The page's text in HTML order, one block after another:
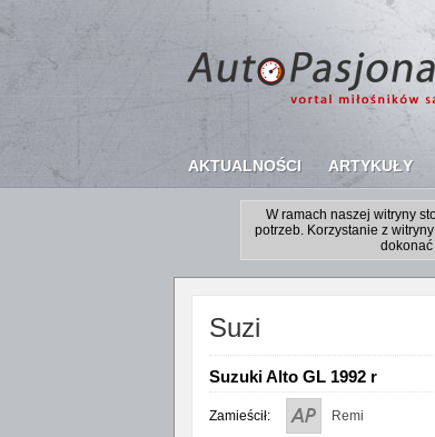
AKTUALNOŚCI ARTYKUŁY
W ramach naszej witryny
potrzeb. Korzystanie z
dokonać
Suzi
Suzuki Alto GL 1992 r
Zamieścił: Remi